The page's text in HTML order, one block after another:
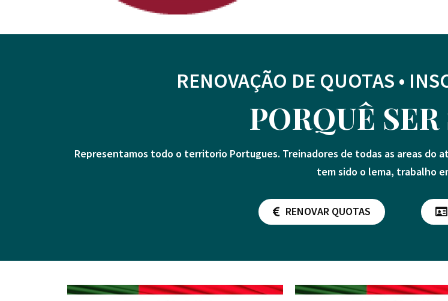
RENOVAÇÃO DE QUOTAS •
PORQUÊ
Representamos todo o territorio Portugues. Treinadores de todas as areas do
tem sido o lema, trabalho
RENOVAR QUOTAS